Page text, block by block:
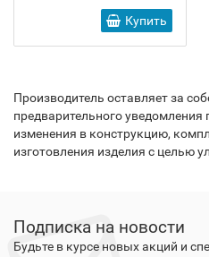
Купить
Производитель оставляет за
предварительного уведомления
изменения в конструкцию,
изготовления изделия с целью
Подписка на новости
Будьте в курсе новых акций и